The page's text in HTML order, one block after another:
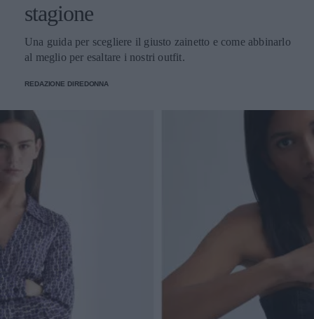
stagione
Una guida per scegliere il giusto zainetto e come abbinarlo
al meglio per esaltare i nostri outfit.
REDAZIONE DIREDONNA